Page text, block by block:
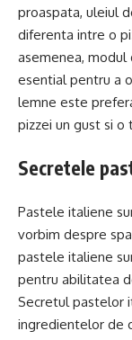
proaspata, uleiul
diferenta intre o
asemenea, modul
esential pentru a
lemne este
pizzei un gust si
Secretele
Pastele italiene
vorbim despre
pastele italiene
pentru abilitatea
Secretul pastelor
ingredientelor de